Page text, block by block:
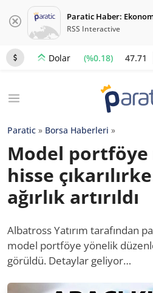
Paratic Haber:
RSS Interactive
Dolar (%0.18) 47.71
Paratic » Borsa Haberleri »
Model portföye
hisse
ağırlık artırıldı
Albatross Yatırım tarafından
model portföye yönelik
görüldü. Detaylar geliyor…